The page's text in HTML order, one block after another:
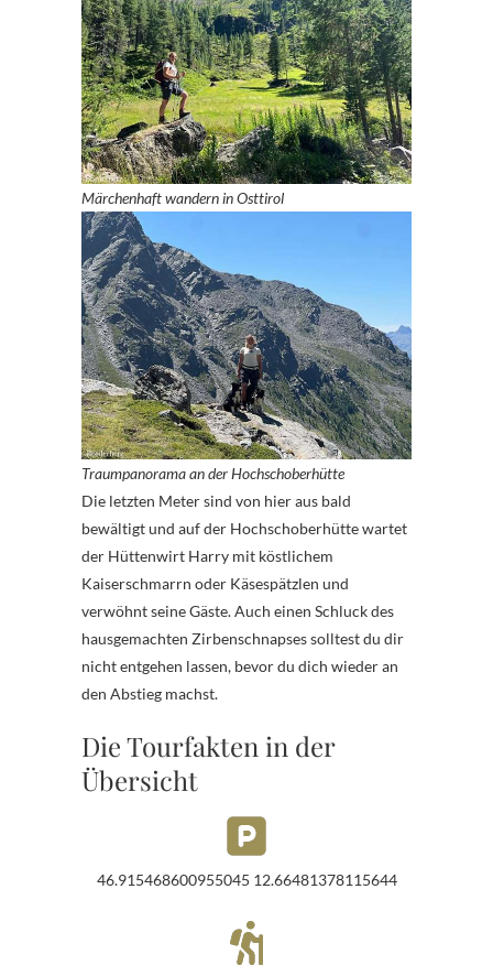
Märchenhaft wandern in Osttirol
Traumpanorama an der Hochschoberhütte
Die letzten Meter sind von hier aus bald
bewältigt und auf der Hochschoberhütte wartet
der Hüttenwirt Harry mit köstlichem
Kaiserschmarrn oder Käsespätzlen und
verwöhnt seine Gäste. Auch einen Schluck des
hausgemachten Zirbenschnapses solltest du dir
nicht entgehen lassen, bevor du dich wieder an
den Abstieg machst.
Die Tourfakten in der
Übersicht
46.915468600955045 12.66481378115644